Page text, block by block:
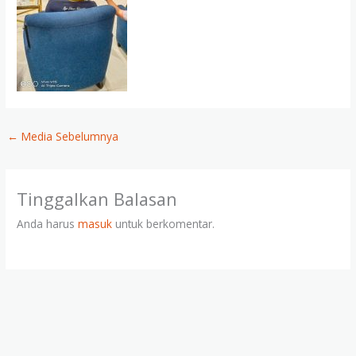
← Media Sebelumnya
Tinggalkan Balasan
Anda harusmasuk untuk berkomentar.